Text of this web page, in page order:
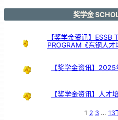
会
｜
广
奖学金
【奖学金资讯】ESSB
PROGRAM《东钢人
【奖学金资讯】
【奖学金资讯】人才
1 2 3 … 13